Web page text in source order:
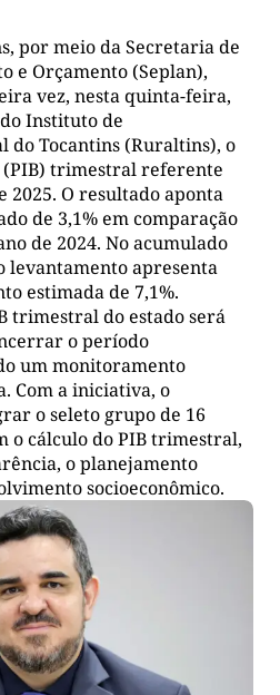
por meio da Secretaria de
e Orçamento (Seplan),
vez, nesta quinta-feira,
Instituto de
do Tocantins (Ruraltins), o
trimestral referente
2025. O resultado aponta
de 3,1% em comparação
de 2024. No acumulado
levantamento apresenta
estimada de 7,1%.
trimestral do estado será
o período
um monitoramento
Com a iniciativa, o
o seleto grupo de 16
o cálculo do PIB trimestral,
o planejamento
socioeconômico.